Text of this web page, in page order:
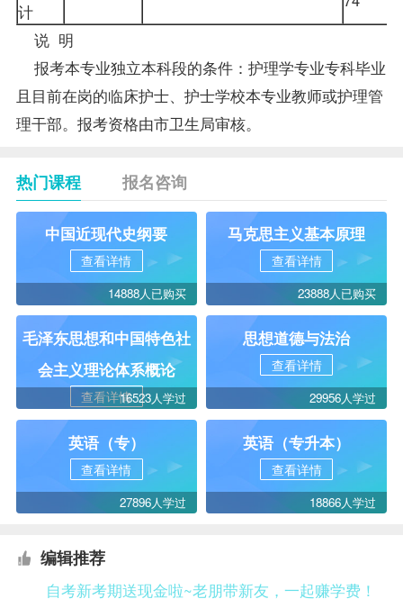
计
说 明
报考本专业独立本科段的条件： 护理学专业专科毕业
且目前在岗的临床护士、护士学校本专业教师或护理管
理干部。报考资格由市卫生局审核。
热门课程 报名咨询
中国近现代史纲要
查看详情
14888人已购买
马克思主义基本原理
查看详情
23888人已购买
毛泽东思想和中国特色社
会主义理论体系概论
查看详情16523人学过
思想道德与法治
查看详情
29956人学过
英语（专）
查看详情
27896人学过
英语（专升本）
查看详情
18866人学过
编辑推荐
自考新考期送现金啦~老朋带新友，一起赚学费！